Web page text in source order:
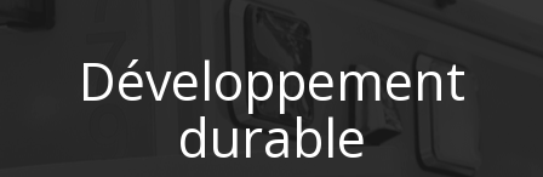
Développement
durable